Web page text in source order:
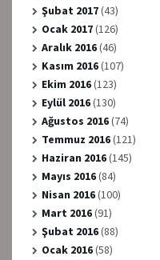
Şubat 2017(43)
Ocak 2017(126)
Aralık 2016(46)
Kasım 2016(107)
Ekim 2016(123)
Eylül 2016(130)
Ağustos 2016(74)
Temmuz 2016(121)
Haziran 2016(145)
Mayıs 2016(84)
Nisan 2016(100)
Mart 2016(91)
Şubat 2016(88)
Ocak 2016(58)